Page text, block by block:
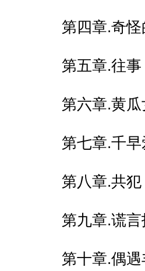
第四章.奇怪
第五章.往事
第六章.黄
第七章.千
第八章.共犯
第九章.谎言
第十章.偶